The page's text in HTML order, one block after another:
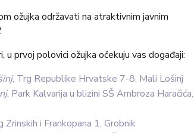
ožujka održavati na atraktivnim javnim
.
prvoj polovici ožujka očekuju vas događaji:
, Trg Republike Hrvatske 7-8, Mali Lošinj
, Park Kalvarija u blizini SŠ Ambroza Haračića,
Zrinskih i Frankopana 1, Grobnik